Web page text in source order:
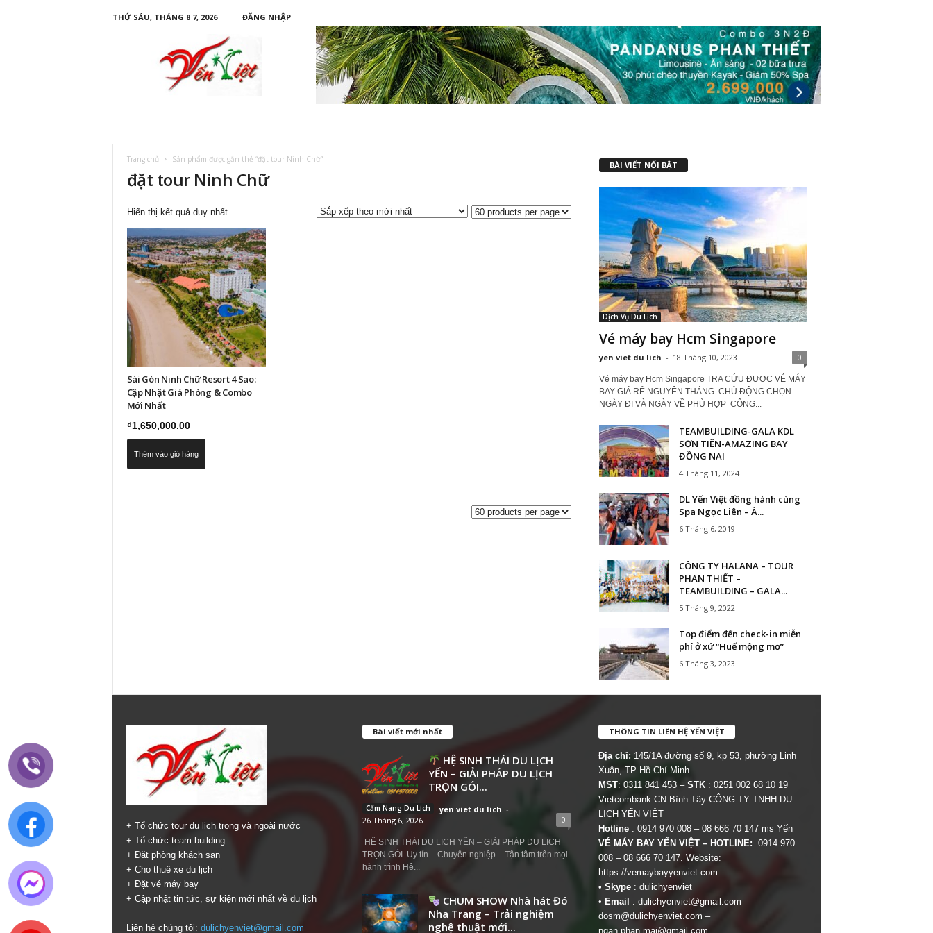
THỨ SÁU, THÁNG 8 7, 2026
ĐĂNG NHẬP
Trang chủ Sản phẩm được gắn thẻ “đặt tour Ninh Chữ”
đặt tour Ninh Chữ
Hiển thị kết quả duy nhất
Sài Gòn Ninh Chữ Resort 4 Sao:
Cập Nhật Giá Phòng & Combo
Mới Nhất
₫1,650,000.00
Thêm vào giỏ hàng
BÀI VIẾT NỔI BẬT
Dịch Vụ Du Lịch
Vé máy bay Hcm Singapore
yen viet du lich - 18 Tháng 10, 2023 0
Vé máy bay Hcm Singapore TRA CỨU ĐƯỢC VÉ MÁY
BAY GIÁ RẺ NGUYÊN THÁNG. CHỦ ĐỘNG CHỌN
NGÀY ĐI VÀ NGÀY VỀ PHÙ HỢP CÔNG...
TEAMBUILDING-GALA KDL
SƠN TIÊN-AMAZING BAY
ĐỒNG NAI
4 Tháng 11, 2024
DL Yến Việt đồng hành cùng
Spa Ngọc Liên – Á...
6 Tháng 6, 2019
CÔNG TY HALANA – TOUR
PHAN THIẾT –
TEAMBUILDING – GALA...
5 Tháng 9, 2022
Top điểm đến check-in miễn
phí ở xứ “Huế mộng mơ”
6 Tháng 3, 2023
+ Tổ chức tour du lịch trong và ngoài nước
+ Tổ chức team building
+ Đặt phòng khách sạn
+ Cho thuê xe du lịch
+ Đặt vé máy bay
+ Cập nhật tin tức, sự kiện mới nhất về du lịch
Liên hệ chúng tôi: dulichyenviet@gmail.com
Bài viết mới nhất
HỆ SINH THÁI DU LỊCH
YẾN – GIẢI PHÁP DU LỊCH
TRỌN GÓI...
Cẩm Nang Du Lịch yen viet du lich -
26 Tháng 6, 2026
0
HỆ SINH THÁI DU LỊCH YẾN – GIẢI PHÁP DU LỊCH
TRỌN GÓI Uy tín – Chuyên nghiệp – Tận tâm trên mọi
hành trình Hệ...
CHUM SHOW Nhà hát Đó
Nha Trang – Trải nghiệm
nghệ thuật mới...
THÔNG TIN LIÊN HỆ YẾN VIỆT
Địa chỉ: 145/1A đường số 9, kp 53, phường Linh
Xuân, TP Hồ Chí Minh
MST: 0311 841 453 – STK: 0251 002 68 10 19
Vietcombank CN Bình Tây-CÔNG TY TNHH DU
LỊCH YẾN VIỆT
Hotline : 0914 970 008 – 08 666 70 147 ms Yến
VÉ MÁY BAY YẾN VIỆT – HOTLINE: 0914 970
008 – 08 666 70 147. Website:
https://vemaybayyenviet.com
• Skype: dulichyenviet
• Email : dulichyenviet@gmail.com –
dosm@dulichyenviet.com –
ngan.phan.mai@gmail.com